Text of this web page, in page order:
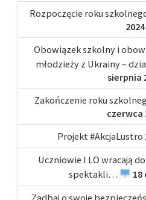
Rozpoczęcie roku
2024
Obowiązek szkolny i
młodzieży z Ukrainy –
sierpnia
Zakończenie roku
czerwca
Projekt #AkcjaLustro
Uczniowie I LO wracają
spektakli…
18
Zadbaj o swoje